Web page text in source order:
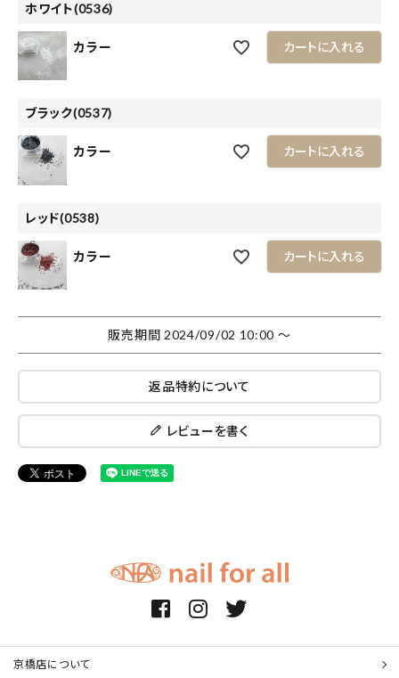
ホワイト(0536)
カラー カートに入れる
ブラック(0537)
カラー カートに入れる
レッド(0538)
カラー カートに入れる
販売期間 2024/09/02 10:00 〜
返品特約について
レビューを書く
京橋店について